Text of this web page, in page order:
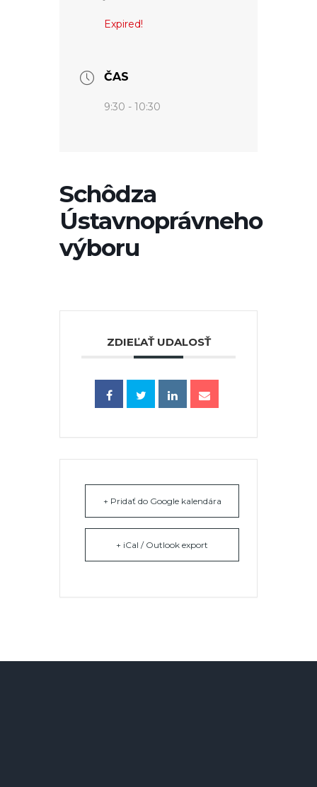
Expired!
ČAS
9:30 - 10:30
Schôdza
Ústavnoprávneho
výboru
ZDIEĽAŤ UDALOSŤ
+ Pridať do Google kalendára
+ iCal / Outlook export